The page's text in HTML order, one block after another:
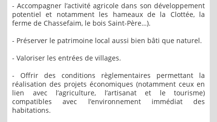
- Accompagner l’activité agricole dans son développement
potentiel et notamment les hameaux de la Clottée, la
ferme de Chassefaim, le bois Saint-Père…).
- Préserver le patrimoine local aussi bien bâti que naturel.
- Valoriser les entrées de villages.
- Offrir des conditions règlementaires permettant la
réalisation des projets économiques (notamment ceux en
lien avec l’agriculture, l’artisanat et le tourisme)
compatibles avec l’environnement immédiat des
habitations.